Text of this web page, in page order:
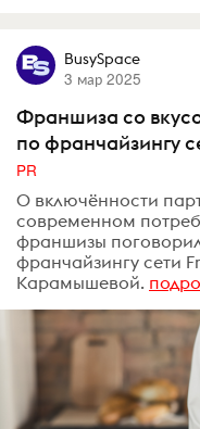
BusySpace
3 мар 2025
Франшиза со
по франчайзингу
PR
О включённости
современном
франшизы
франчайзингу сети
Карамышевой.